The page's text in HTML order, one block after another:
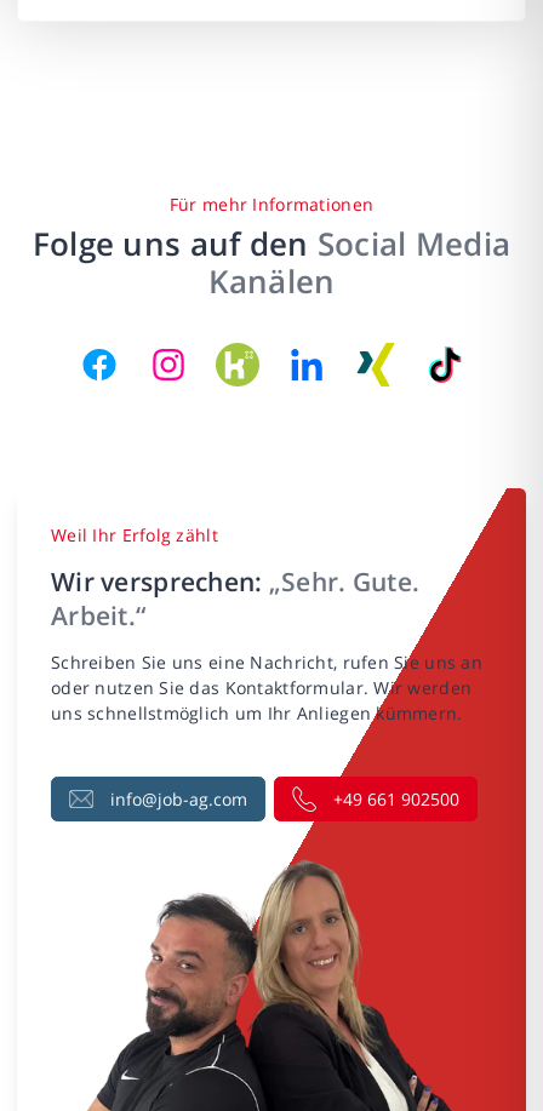
Für mehr Informationen
Folge uns auf den Social Media
Kanälen
Weil Ihr Erfolg zählt
Wir versprechen: „Sehr. Gute.
Arbeit.“
Schreiben Sie uns eine Nachricht, rufen Sie uns an
oder nutzen Sie das Kontaktformular. Wir werden
uns schnellstmöglich um Ihr Anliegen kümmern.
info@job-ag.com +49 661 902500